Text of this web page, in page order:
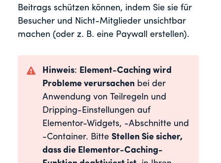
Beitrags schützen können, indem Sie sie für
Besucher und Nicht-Mitglieder unsichtbar
machen (oder z. B. eine Paywall erstellen).
Hinweis: Element-Caching wird
Probleme verursachenbei der
Anwendung von Teilregeln und
Dripping-Einstellungen auf
Elementor-Widgets, -Abschnitte und
-Container. Bitte Stellen Sie sicher,
dass die Elementor-Caching-